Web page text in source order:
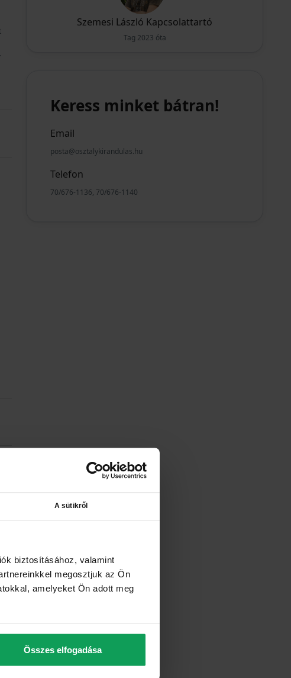
A sütikről
biztosításához, valamint
megosztjuk az Ön
amelyeket Ön adott meg
Összes elfogadása
Szemesi László Kapcsolattartó
Tag 2023 óta
Keress minket bátran!
Email
posta@osztalykirandulas.hu
Telefon
70/676-1136, 70/676-1140